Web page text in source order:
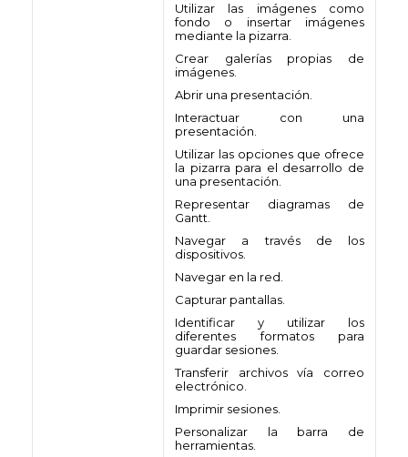
Utilizar las imágenes como
fondo o insertar imágenes
mediante la pizarra.
Crear galerías propias de
imágenes.
Abrir una presentación.
Interactuar con una
presentación.
Utilizar las opciones que ofrece
la pizarra para el desarrollo de
una presentación.
Representar diagramas de
Gantt.
Navegar a través de los
dispositivos.
Navegar en la red.
Capturar pantallas.
Identificar y utilizar los
diferentes formatos para
guardar sesiones.
Transferir archivos vía correo
electrónico.
Imprimir sesiones.
Personalizar la barra de
herramientas.